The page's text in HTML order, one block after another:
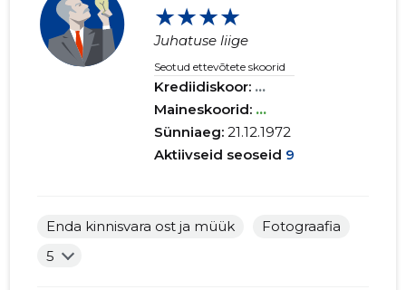
★★★★
Juhatuse liige
Seotud ettevõtete skoorid
Krediidiskoor: ...
Maineskoorid: ...
Sünniaeg:21.12.1972
Aktiivseid seoseid 9
Enda kinnisvara ost ja müük
Fotograafia
5